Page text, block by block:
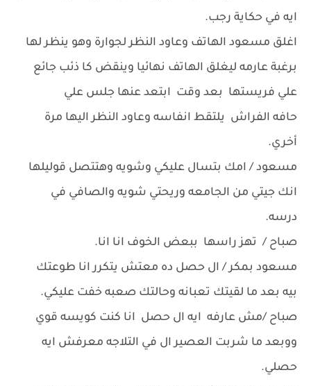
ايه في حكاية رجب.
اغلق مسعود الهاتف وعاود النظر لجوارة وهو ينظر لها
برغبة عارمه ليغلق الهاتف نهائيا وينقض كا ذئب جائع
علي فريستها بعد وقت ابتعد عنها جلس علي
حافه الفراش يلتقط انفاسه وعاود النظر اليها مرة
أخري.
مسعود / امك بتسال عليكي وشويه وهتتصل قوليلها
انك جيتي من الجامعه وريحتي شويه والصافي في
درسه.
صباح / تهز راسها ببعض الخوف انا انا.
مسعود بمكر / ال حصل ده معتش يتكرر انا طوعتك
بيه بعد ما لقيتك تعبانه وحالتك صعبه خفت عليكي.
صباح /مش عارفه ايه ال حصل انا كنت كويسه قوي
ووبعد ما شربت العصير ال في التلاجه معرفش ايه
حصلي.